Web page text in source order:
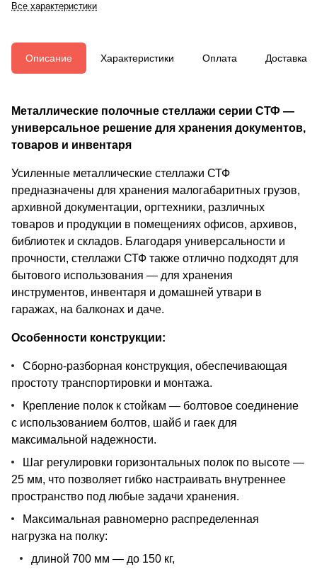
Все характеристики
Описание Характеристики Оплата Доставка
Металлические полочные стеллажи серии СТФ —
универсальное решение для хранения документов,
товаров и инвентаря
Усиленные металлические стеллажи СТФ
предназначены для хранения малогабаритных грузов,
архивной документации, оргтехники, различных
товаров и продукции в помещениях офисов, архивов,
библиотек и складов. Благодаря универсальности и
прочности, стеллажи СТФ также отлично подходят для
бытового использования — для хранения
инструментов, инвентаря и домашней утвари в
гаражах, на балконах и даче.
Особенности конструкции:
Сборно-разборная конструкция, обеспечивающая
простоту транспортировки и монтажа.
Крепление полок к стойкам — болтовое соединение
с использованием болтов, шайб и гаек для
максимальной надежности.
Шаг регулировки горизонтальных полок по высоте —
25 мм, что позволяет гибко настраивать внутреннее
пространство под любые задачи хранения.
Максимальная равномерно распределенная
нагрузка на полку:
длиной 700 мм — до 150 кг,